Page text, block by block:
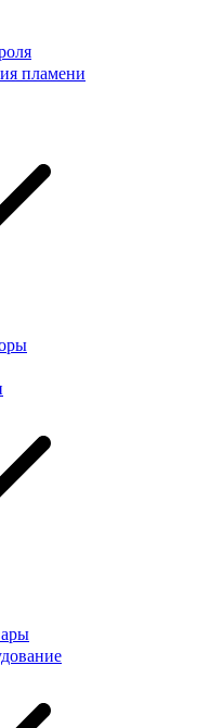
пламени